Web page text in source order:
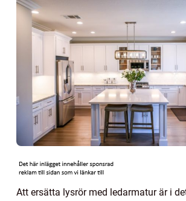
Att ersätta lysrör med ledarmatur är i